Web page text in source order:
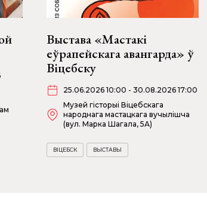
Выстава «Мастакі
еўрапейскага авангарда» ў
Віцебску
25.06.2026 10:00 - 30.08.2026 17:00
Музей гісторыі Віцебскага
народнага мастацкага вучылішча
(вул. Марка Шагала, 5А)
ВІЦЕБСК ВЫСТАВЫ